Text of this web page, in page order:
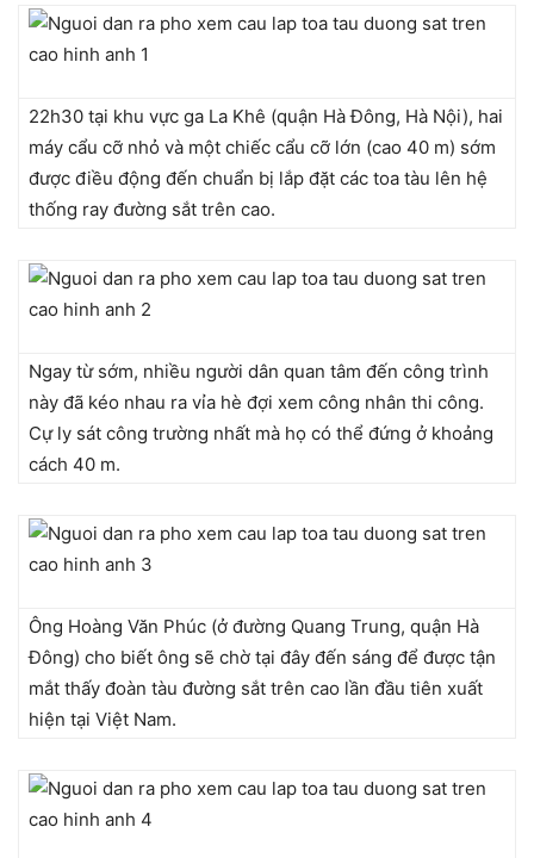
22h30 tại khu vực ga La Khê (quận Hà Đông, Hà Nội), hai
máy cẩu cỡ nhỏ và một chiếc cẩu cỡ lớn (cao 40 m) sớm
được điều động đến chuẩn bị lắp đặt các toa tàu lên hệ
thống ray đường sắt trên cao.
Ngay từ sớm, nhiều người dân quan tâm đến công trình
này đã kéo nhau ra vỉa hè đợi xem công nhân thi công.
Cự ly sát công trường nhất mà họ có thể đứng ở khoảng
cách 40 m.
Ông Hoàng Văn Phúc (ở đường Quang Trung, quận Hà
Đông) cho biết ông sẽ chờ tại đây đến sáng để được tận
mắt thấy đoàn tàu đường sắt trên cao lần đầu tiên xuất
hiện tại Việt Nam.